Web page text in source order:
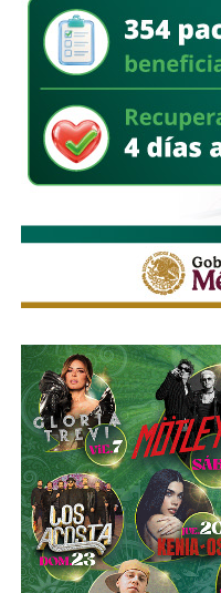
La SSPC de la Capital
la FENAPO a planificar
señalización y las
Vial, así como
facilitar la movilidad en
Estas medidas buscan
ordenado y seguro
movilidad de quienes
de peatones, usuarios
de las zonas aledañas.
2.0